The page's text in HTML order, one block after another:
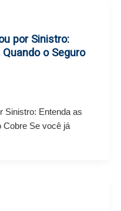
por Sinistro:
o Seguro
Sinistro: Entenda as
Cobre Se você já